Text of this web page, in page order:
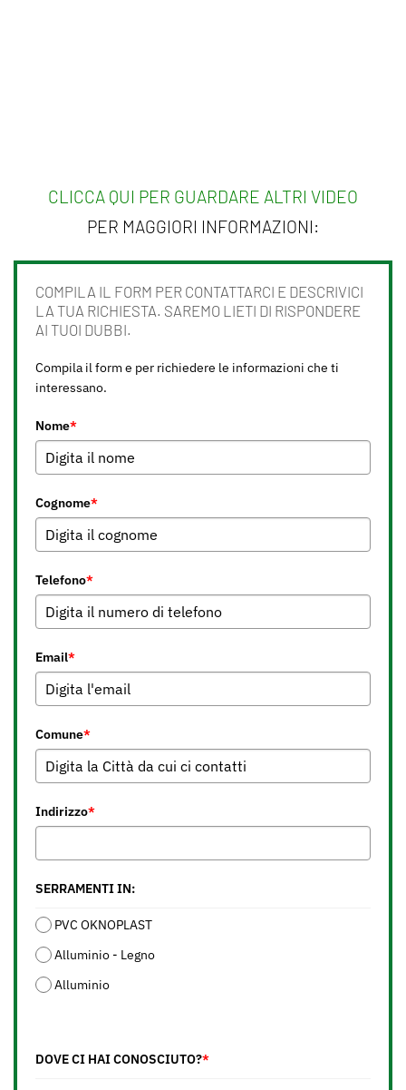
CLICCA QUI PER GUARDARE ALTRI VIDEO
PER MAGGIORI INFORMAZIONI:
COMPILA IL FORM PER CONTATTARCI E DESCRIVICI
LA TUA RICHIESTA. SAREMO LIETI DI RISPONDERE
AI TUOI DUBBI.
Compila il form e per richiedere le informazioni che ti
interessano.
Nome*
Cognome*
Telefono*
Email*
Comune*
Indirizzo*
SERRAMENTI IN:
PVC OKNOPLAST
Alluminio - Legno
Alluminio
DOVE CI HAI CONOSCIUTO?*